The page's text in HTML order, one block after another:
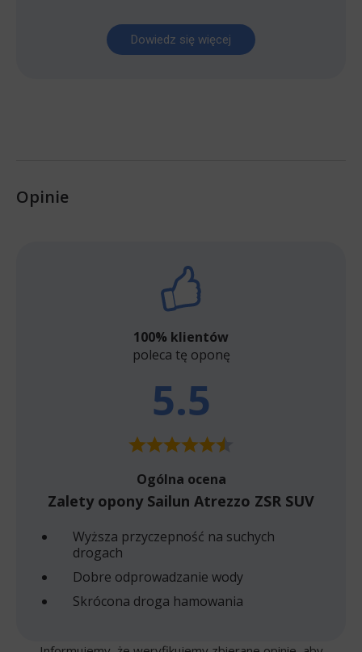
Dowiedz się więcej
Opinie
100% klientów
poleca tę oponę
5.5
Ogólna ocena
Zalety opony Sailun Atrezzo ZSR SUV
Wyższa przyczepność na suchych
drogach
Dobre odprowadzanie wody
Skrócona droga hamowania